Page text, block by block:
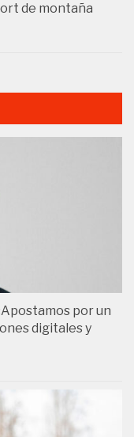
de montaña
por un
digitales y